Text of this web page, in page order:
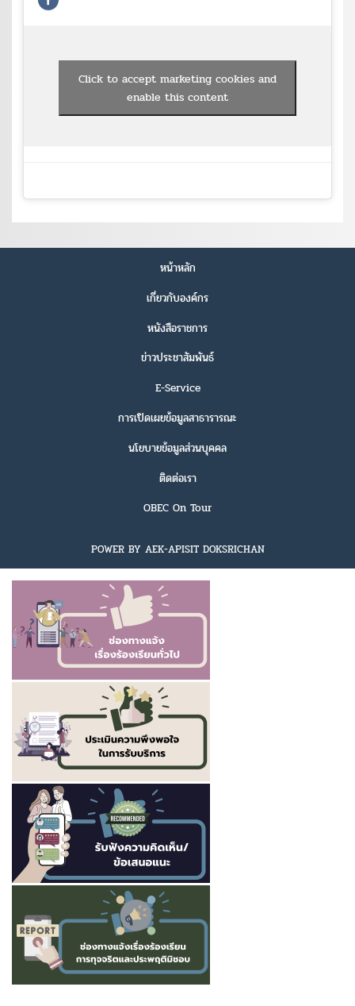
Click to accept marketing cookies and
enable this content
หน้าหลัก
เกี่ยวกับองค์กร
หนังสือราชการ
ข่าวประชาสัมพันธ์
E-Service
การเปิดเผยข้อมูลสาธารารณะ
นโยบายข้อมูลส่วนบุคคล
ติดต่อเรา
OBEC On Tour
POWER BY AEK-APISIT DOKSRICHAN